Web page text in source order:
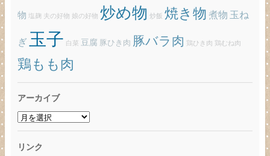
物 塩麹 夫の好物 娘の好物 炒め物 炒飯 焼き物煮物 玉ね
ぎ 玉子 白菜 豆腐 豚ひき肉 豚バラ肉 鶏ひき肉 鶏むね肉
鶏もも肉
アーカイブ
ア
イ
リンク